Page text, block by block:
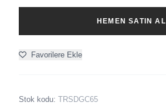
HEMEN SATIN AL
Favorilere Ekle
Stok kodu: TRSDGC65